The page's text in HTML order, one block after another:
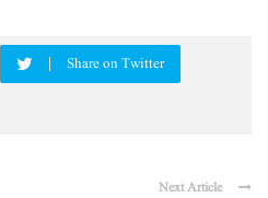
Share on Twitter
Next Article